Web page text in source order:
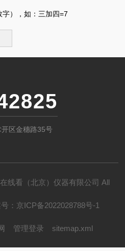
），如：三加四=7
区金穗路35号
线看（北京）仪器有限公司 All
： 京ICP备2022028788号-1
管理登录 sitemap.xml